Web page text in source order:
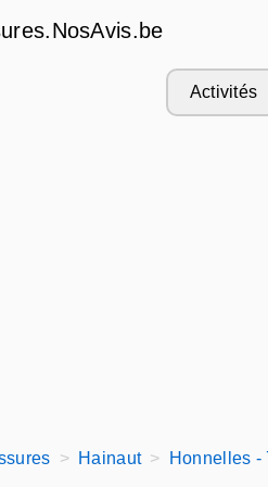
Activités
Hainaut Honnelles -